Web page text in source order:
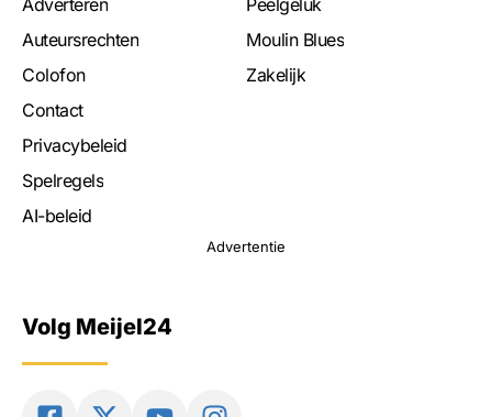
Adverteren
Auteursrechten
Colofon
Contact
Privacybeleid
Spelregels
AI-beleid
Peelgeluk
Moulin Blues
Zakelijk
Advertentie
Volg Meijel24